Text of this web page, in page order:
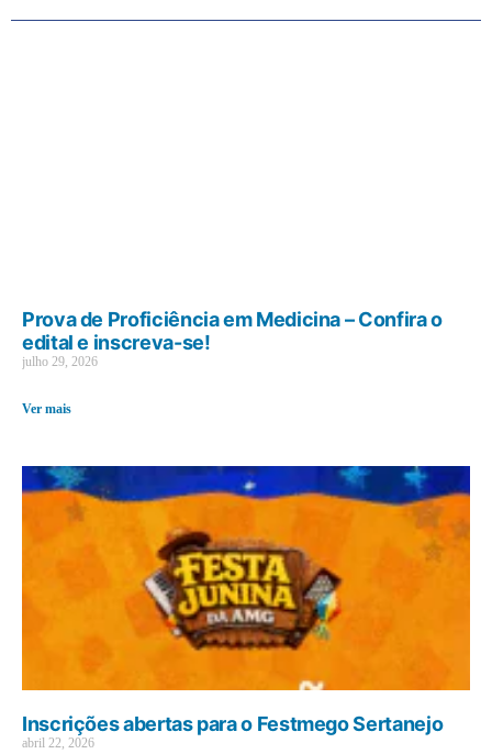
Prova de Proficiência em Medicina – Confira o
edital e inscreva-se!
julho 29, 2026
Ver mais
Inscrições abertas para o Festmego Sertanejo
abril 22, 2026